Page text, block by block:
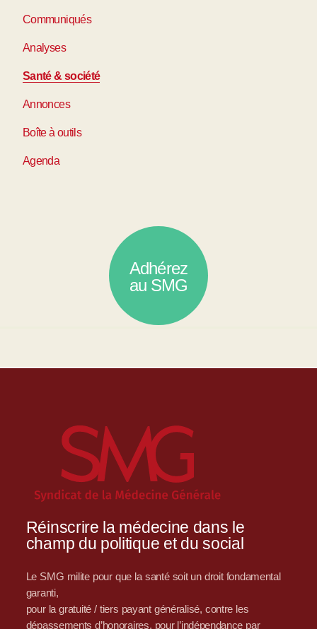
Communiqués
Analyses
Santé & société
Annonces
Boîte à outils
Agenda
Adhérez
au SMG
Réinscrire la médecine dans le
champ du politique et du social
Le SMG milite pour que la santé soit un droit fondamental
garanti,
pour la gratuité / tiers payant généralisé, contre les
dépassements d’honoraires, pour l’indépendance par